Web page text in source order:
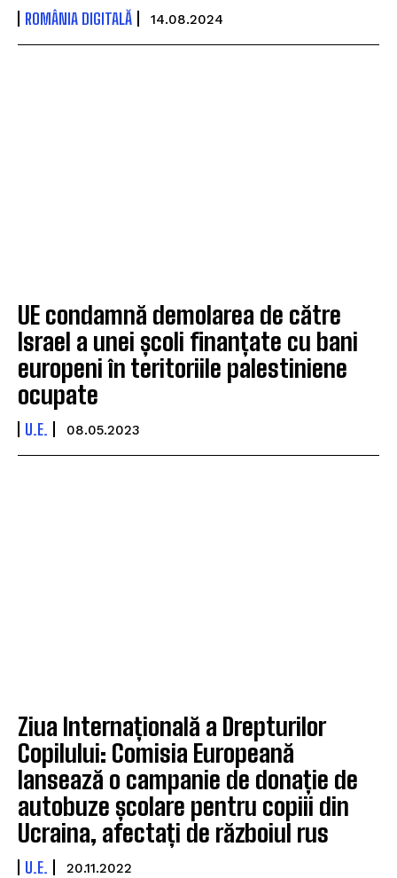
ROMÂNIA DIGITALĂ 14.08.2024
UE condamnă demolarea de către
Israel a unei școli finanțate cu bani
europeni în teritoriile palestiniene
ocupate
U.E. 08.05.2023
Ziua Internațională a Drepturilor
Copilului: Comisia Europeană
lansează o campanie de donație de
autobuze școlare pentru copiii din
Ucraina, afectați de războiul rus
U.E. 20.11.2022